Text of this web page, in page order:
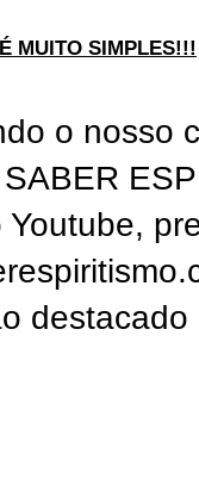
MUITO SIMPLES!!!
o nosso
destacado